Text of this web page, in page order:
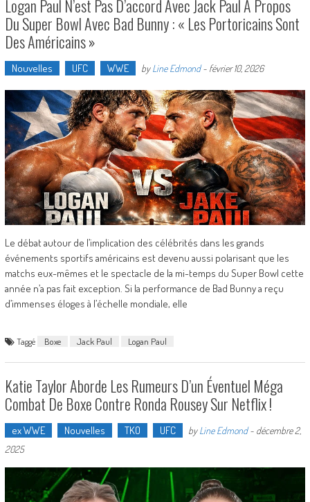
Logan Paul N’est Pas D’accord Avec Jack Paul À Propos
Du Super Bowl Avec Bad Bunny : « Les Portoricains Sont
Des Américains »
Nouvelles UFC WWE byLine Edmond- février 10, 2026
Le débat autour de l’implication des célébrités dans les grands
événements sportifs américains est devenu aussi polarisant que les
matchs eux-mêmes et le spectacle de la mi-temps du Super Bowl cette
année n’a pas fait exception. Si la performance de Bad Bunny a reçu
d’immenses éloges à l’échelle mondiale, elle
Taggé Boxe Jack Paul Logan Paul
Katie Taylor Aborde Les Rumeurs D’un Éventuel Méga
Combat De Boxe Contre Ronda Rousey Sur Netflix !
ex WWE Nouvelles TKO UFC byLine Edmond- décembre 2,
2025